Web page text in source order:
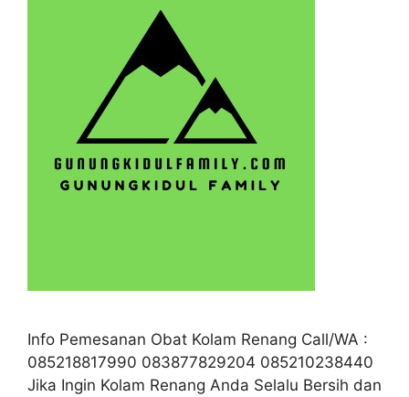
Info Pemesanan Obat Kolam Renang Call/WA :
085218817990 083877829204 085210238440
Jika Ingin Kolam Renang Anda Selalu Bersih dan